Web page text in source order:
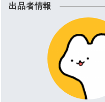
出品者情報